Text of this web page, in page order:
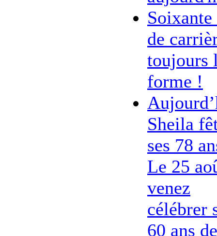
Soixante
de
toujours
forme !
Sheila
ses 78
Le 25
venez
célébrer
60 ans de